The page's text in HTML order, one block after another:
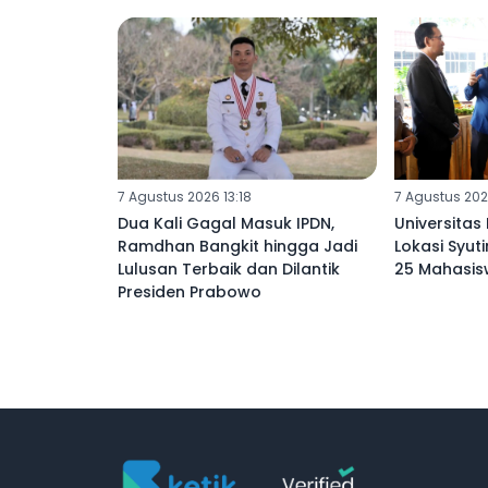
7 Agustus 2026 13:18
Dua Kali Gagal Masuk IPDN,
Ramdhan Bangkit hingga Jadi
Lulusan Terbaik dan Dilantik
Presiden Prabowo
7 Agustus
Universitas
Lokasi
25